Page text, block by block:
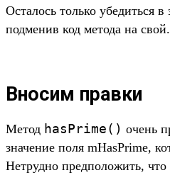
Осталось только убедиться в
подменив код метода на свой.
Вносим правки
Метод hasPrime() очень
значение поля mHasPrime,
Нетрудно предположить, что